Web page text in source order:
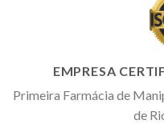
EMPRESA
Primeira Farmácia de
de